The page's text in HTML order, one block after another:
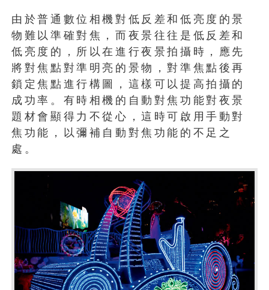
由於普通數位相機對低反差和低亮度的景
物難以準確對焦，而夜景往往是低反差和
低亮度的，所以在進行夜景拍攝時，應先
將對焦點對準明亮的景物，對準焦點後再
鎖定焦點進行構圖，這樣可以提高拍攝的
成功率。有時相機的自動對焦功能對夜景
題材會顯得力不從心，這時可啟用手動對
焦功能，以彌補自動對焦功能的不足之
處。